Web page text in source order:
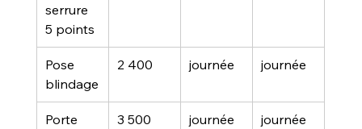
serrure
5 points
Pose
blindage
2 400 journée journée
Porte
3 500 journée journée